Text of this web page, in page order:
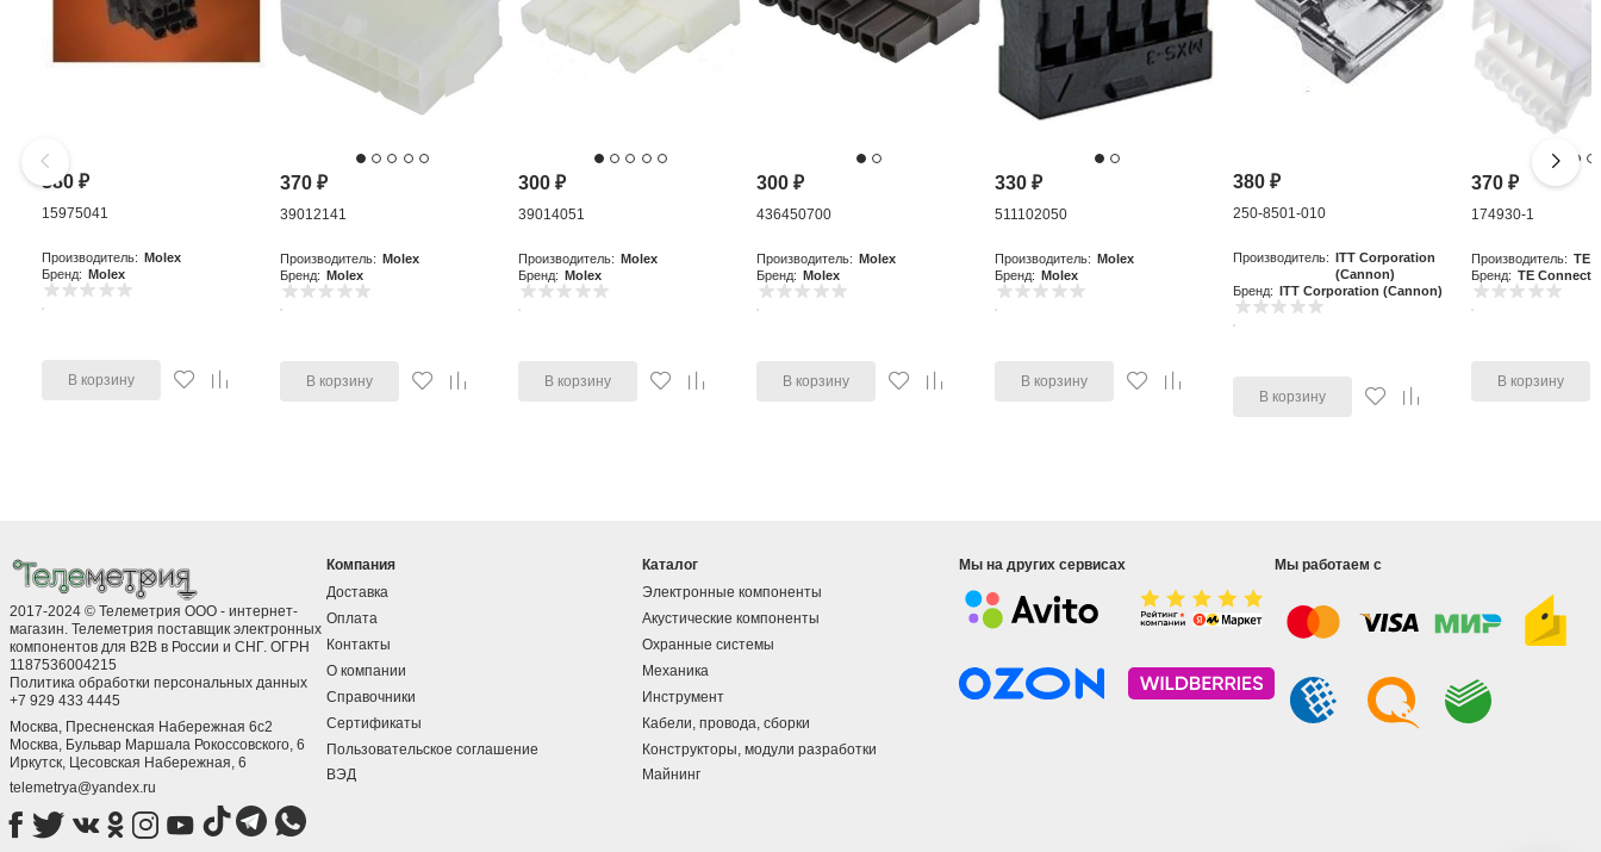
380₽
15975041
Производитель: Molex
Бренд: Molex
В корзину
370₽
39012141
Производитель: Molex
Бренд: Molex
В корзину
300₽
39014051
Производитель: Molex
Бренд: Molex
В корзину
300₽
436450700
Производитель: Molex
Бренд: Molex
В корзину
330₽
511102050
Производитель: Molex
Бренд: Molex
В корзину
380₽
250-8501-010
Производитель: ITT Corporation
(Cannon)
Бренд: ITT Corporation (Cannon)
В корзину
370₽
174930-1
Производитель: TE
Бренд: TE
В корзину
2017-2024 © Телеметрия ООО - интернет-
магазин. Телеметрия поставщик электронных
компонентов для B2B в России и СНГ. ОГРН
1187536004215
Политика обработки персональных данных
+7 929 433 4445
Москва, Пресненская Набережная 6с2
Москва, ​Бульвар Маршала Рокоссовского, 6
Иркутск, ​Цесовская Набережная, 6
telemetrya@yandex.ru
Компания
Доставка
Оплата
Контакты
О компании
Справочники
Сертификаты
Пользовательское соглашение
ВЭД
Каталог
Электронные компоненты
Акустические компоненты
Охранные системы
Механика
Инструмент
Кабели, провода, сборки
Конструкторы, модули разработки
Майнинг
Мы на других сервисах Мы работаем с